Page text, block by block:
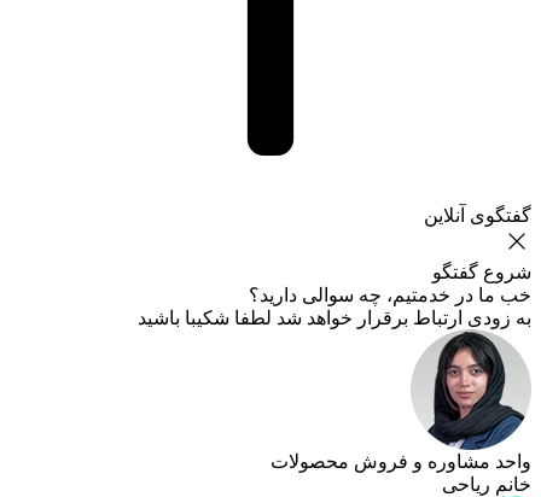
چه سوالی دارید؟
برقرار خواهد شد لطفا شکیبا باشید
و فروش محصولات